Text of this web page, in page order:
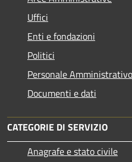
Uffici
Enti e fondazioni
Politici
Personale Amministrativo
Documenti e dati
CATEGORIE DI SERVIZIO
Anagrafe e stato civile